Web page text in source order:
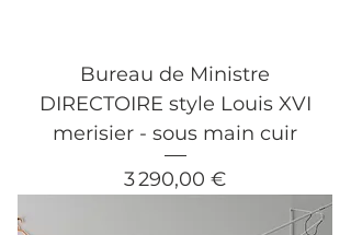
Bureau de Ministre
DIRECTOIRE style Louis XVI
merisier - sous main cuir
Prix
3 290,00 €